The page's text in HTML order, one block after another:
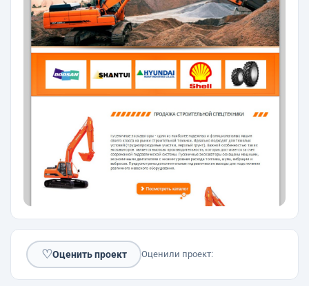
♡Оценить проект Оценили проект: